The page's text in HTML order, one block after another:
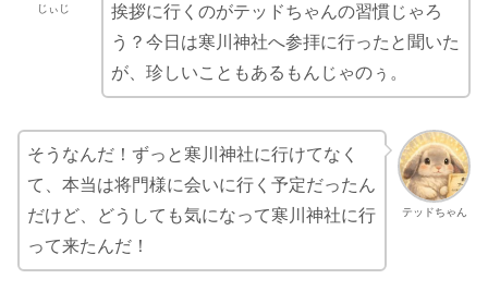
じぃじ
挨拶に行くのがテッドちゃんの習慣じゃろ
う？今日は寒川神社へ参拝に行ったと聞いた
が、珍しいこともあるもんじゃのぅ。
テッドちゃん
そうなんだ！ずっと寒川神社に行けてなく
て、本当は将門様に会いに行く予定だったん
だけど、どうしても気になって寒川神社に行
って来たんだ！